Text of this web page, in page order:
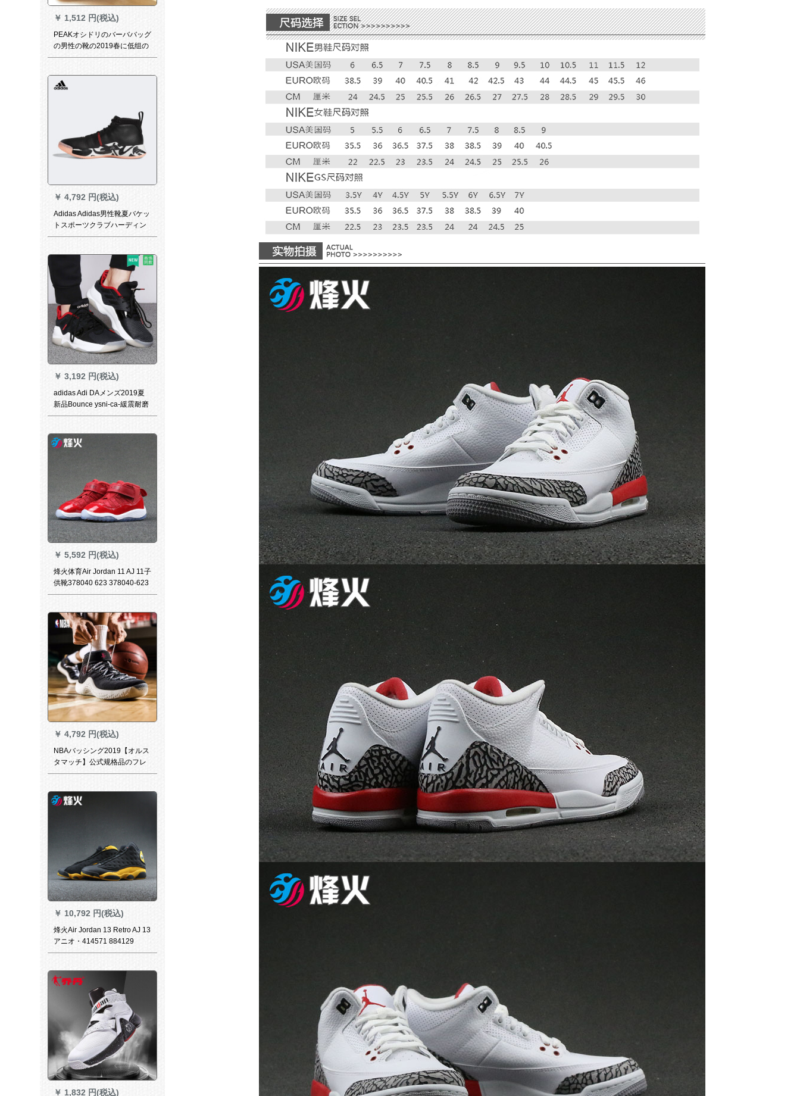
￥ 1,512 円(税込)
PEAKオシドリのバーババッグ
の男性の靴の2019春に低组の
パカのボールブーツの滑り止
生の中で、スニーカーの男性
のスタッパーの金の暗さ+大好
￥ 4,792 円(税込)
Adidas Adidas男性靴夏バケッ
トスポーツクラブハーディン
グサポート緩震ロススポーツ
￥ 3,192 円(税込)
adidas Adi DAメンズ2019夏
新品Bounce ysni-ca-緩震耐磨
実戦高帮战靴场上バスケツ-ル
荐款41
￥ 5,592 円(税込)
烽火体育Air Jordan 11 AJ 11子
供靴378040 623 378040-623
煙台LM 2倉現物27-16 CM
￥ 4,792 円(税込)
NBAバッシング2019【オルス
タマッチ】公式规格品のフレ
ッグシューシュー
￥ 10,792 円(税込)
烽火Air Jordan 13 Retro AJ 13
アニオ・414571 884129
414571-025煙台WQY倉庫現
￥ 1,832 円(税込)